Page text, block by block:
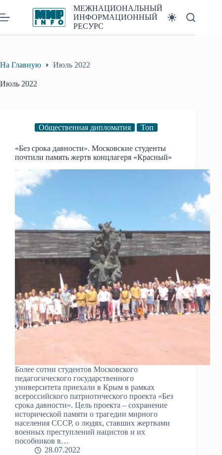
к
сути
МЕЖНАЦИОНАЛЬНЫЙ
ИНФОРМАЦИОННЫЙ
РЕСУРС
На Главную Июль 2022
Июль 2022
Общественная дипломатия Топ
«Без срока давности». Московские студенты
почтили память жертв концлагеря «Красный»
Более сотни студентов Московского
педагогического государственного
университета приехали в Крым в рамках
всероссийского патриотического проекта «Без
срока давности». Цель проекта – сохранение
исторической памяти о трагедии мирного
населения СССР, о людях, ставших жертвами
военных преступлений нацистов и их
пособников в…
28.07.2022